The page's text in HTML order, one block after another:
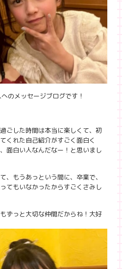
のメッセージブログです！
ごした時間は本当に楽しくて、初
くれた自己紹介がすごく面白く
面白い人なんだなー！と思いまし
、もうあっという間に、卒業で、
てもいなかったからすごくさみし
ずっと大切な仲間だからね！大好